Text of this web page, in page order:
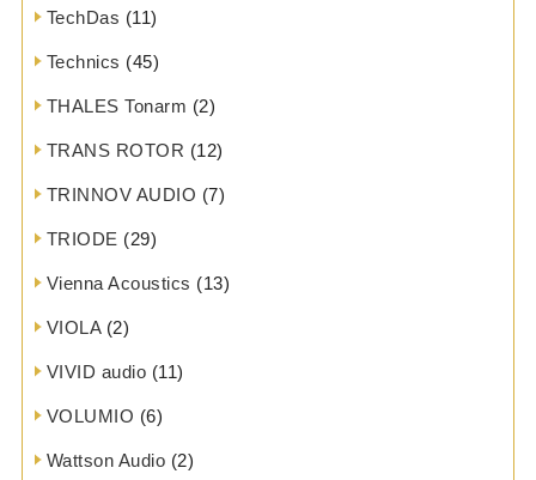
TechDas (11)
Technics (45)
THALES Tonarm (2)
TRANS ROTOR (12)
TRINNOV AUDIO (7)
TRIODE (29)
Vienna Acoustics (13)
VIOLA(2)
VIVID audio (11)
VOLUMIO (6)
Wattson Audio (2)